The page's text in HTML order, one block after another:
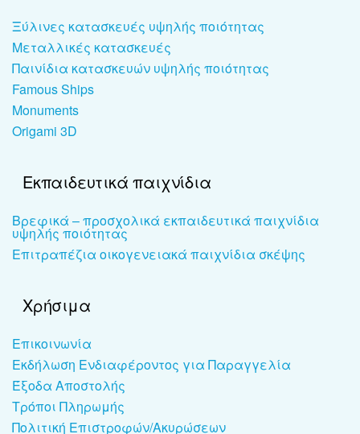
Ξύλινες κατασκευές υψηλής ποιότητας
Μεταλλικές κατασκευές
Παινίδια κατασκευών υψηλής ποιότητας
Famous Ships
Monuments
Origami 3D
Εκπαιδευτικά παιχνίδια
Βρεφικά – προσχολικά εκπαιδευτικά παιχνίδια
υψηλής ποιότητας
Επιτραπέζια οικογενειακά παιχνίδια σκέψης
Χρήσιμα
Επικοινωνία
Εκδήλωση Ενδιαφέροντος για Παραγγελία
Έξοδα Αποστολής
Τρόποι Πληρωμής
Πολιτική Επιστροφών/Ακυρώσεων